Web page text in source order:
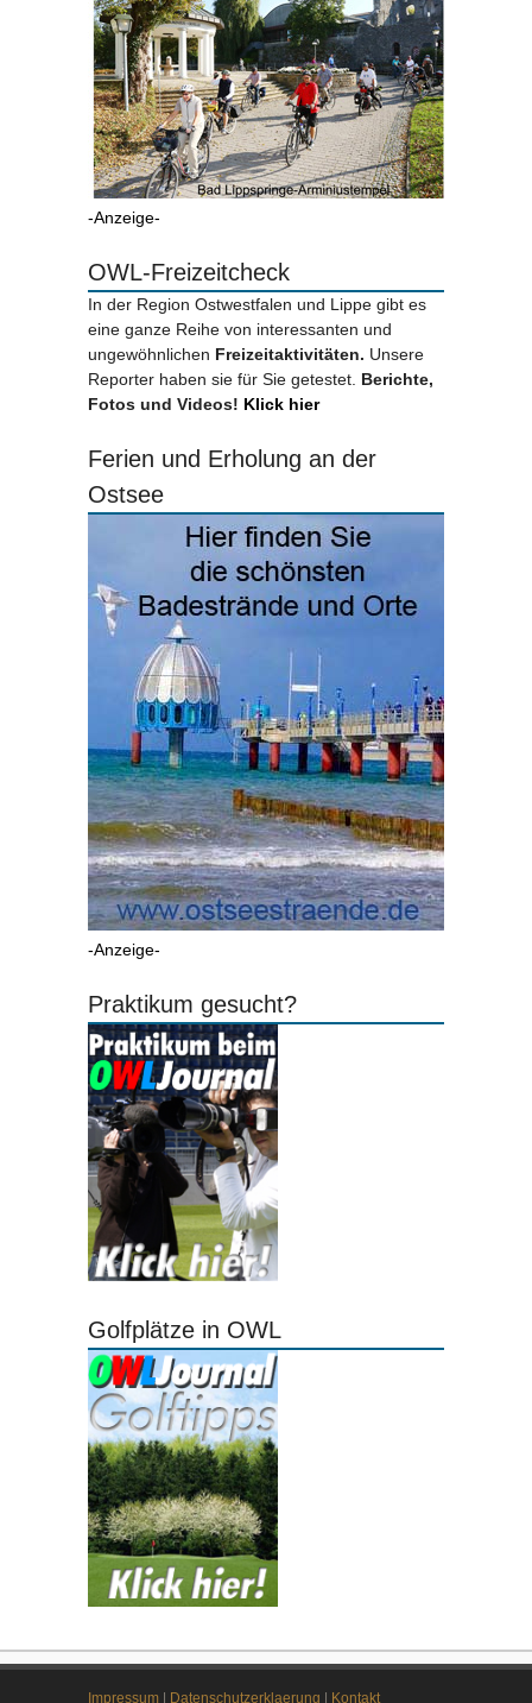
-Anzeige-
OWL-Freizeitcheck
In der Region Ostwestfalen und Lippe gibt es
eine ganze Reihe von interessanten und
ungewöhnlichen Freizeitaktivitäten. Unsere
Reporter haben sie für Sie getestet. Berichte,
Fotos und Videos! Klick hier
Ferien und Erholung an der
Ostsee
-Anzeige-
Praktikum gesucht?
Golfplätze in OWL
Impressum Datenschutzerklaerung Kontakt